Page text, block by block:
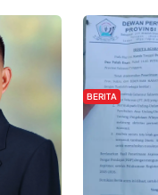
Dominasi
BERITA
Hipmawani
Sepakati